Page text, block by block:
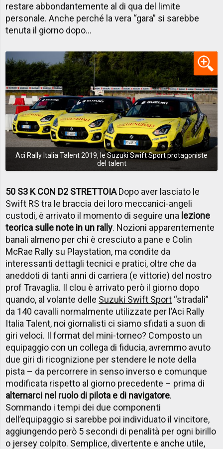
restare abbondantemente al di qua del limite
personale. Anche perché la vera “gara” si sarebbe
tenuta il giorno dopo…
Aci Rally Italia Talent 2019, le Suzuki Swift Sport protagoniste
del talent
50 S3 K CON D2 STRETTOIADopo aver lasciato le
Swift RS tra le braccia dei loro meccanici-angeli
custodi, è arrivato il momento di seguire una lezione
teorica sulle note in un rally. Nozioni apparentemente
banali almeno per chi è cresciuto a pane e Colin
McRae Rally su Playstation, ma condite da
interessanti dettagli tecnici e pratici, oltre che da
aneddoti di tanti anni di carriera (e vittorie) del nostro
prof Travaglia. Il clou è arrivato però il giorno dopo
quando, al volante delle Suzuki Swift Sport “stradali”
da 140 cavalli normalmente utilizzate per l’Aci Rally
Italia Talent, noi giornalisti ci siamo sfidati a suon di
giri veloci. Il format del mini-torneo? Composto un
equipaggio con un collega di fiducia, avremmo avuto
due giri di ricognizione per stendere le note della
pista – da percorrere in senso inverso e comunque
modificata rispetto al giorno precedente – prima di
alternarci nel ruolo di pilota e di navigatore.
Sommando i tempi dei due componenti
dell’equipaggio si sarebbe poi individuato il vincitore,
aggiungendo però 5 secondi di penalità per ogni birillo
o jersey colpito. Semplice, divertente e anche utile,